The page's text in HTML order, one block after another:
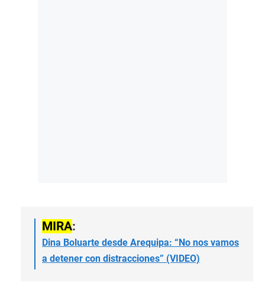
MIRA:
Dina Boluarte desde Arequipa: “No nos vamos
a detener con distracciones” (VIDEO)